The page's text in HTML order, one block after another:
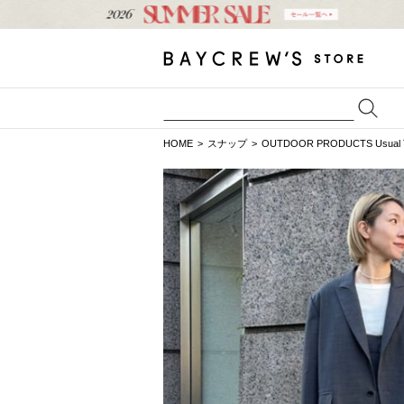
HOME スナップ OUTDOOR PRODUCTS Usual